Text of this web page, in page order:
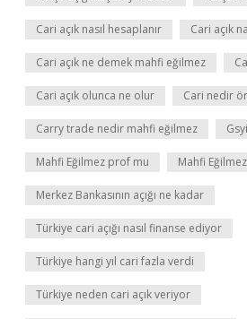
Cari açık nasıl hesaplanır Cari açık
Cari açık ne demek mahfi eğilmez
Cari açık olunca ne olur Cari nedir
Carry trade nedir mahfi eğilmez
Mahfi Eğilmez prof mu Mahfi
Merkez Bankasının açığı ne kadar
Türkiye cari açığı nasıl finanse ediyor
Türkiye hangi yıl cari fazla verdi
Türkiye neden cari açık veriyor